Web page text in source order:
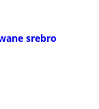
srebro